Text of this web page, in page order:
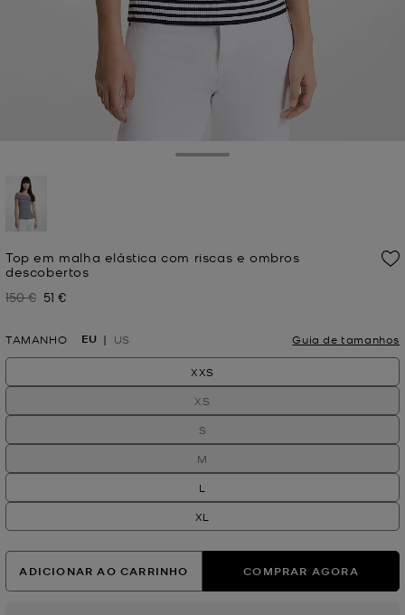
Top em malha elástica com riscas e ombros
descobertos
Era
150 € Agora
51 €
TAMANHO EU US Guia de tamanhos
XXS
XS
S
M
L
XL
ADICIONAR AO CARRINHO COMPRAR AGORA